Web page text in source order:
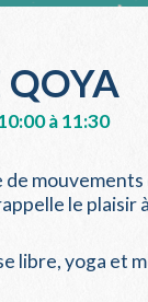
QOYA
à 11:30
de
le plaisir
libre, yoga et